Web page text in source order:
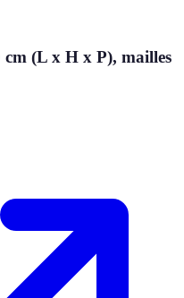
(L x H x P), mailles